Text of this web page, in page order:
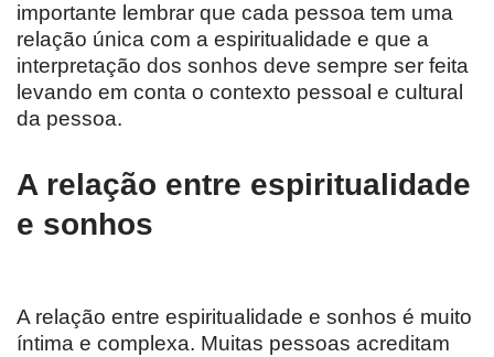
importante lembrar que cada pessoa tem uma
relação única com a espiritualidade e que a
interpretação dos sonhos deve sempre ser feita
levando em conta o contexto pessoal e cultural
da pessoa.
A relação entre espiritualidade
e sonhos
A relação entre espiritualidade e sonhos é muito
íntima e complexa. Muitas pessoas acreditam